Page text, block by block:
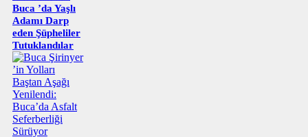
Buca ’da Yaşlı
Adamı Darp
eden Şüpheliler
Tutuklandılar